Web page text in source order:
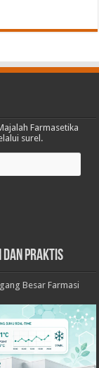
Farmasetika
surel.
dan Praktis
Besar Farmasi